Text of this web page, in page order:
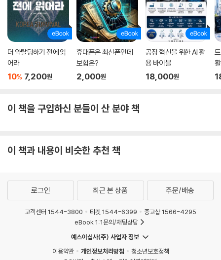
더 약탈당하기 전에 읽
어라
10% 7,200원
휴대폰은 최신폰인데
보험은?
2,000원
공정 혁신을 위한 AI 활
용 바이블
18,000원
이 책을 구입하신 분들이 산 분야 책
이 책과 내용이 비슷한 추천 책
로그인 최근 본 상품 주문/배송
고객센터 1544-3800 티켓 1544-6399
중고샵 1566-4295
eBook 1:1문의/채팅상담
예스이십사(주) 사업자 정보
이용약관
개인정보처리방침
청소년보호정책